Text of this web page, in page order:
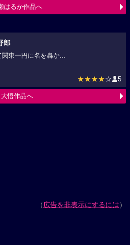
はるか作品へ
郎
関東一円に名を轟か...
★★★★ ☆ 5
大悟作品へ